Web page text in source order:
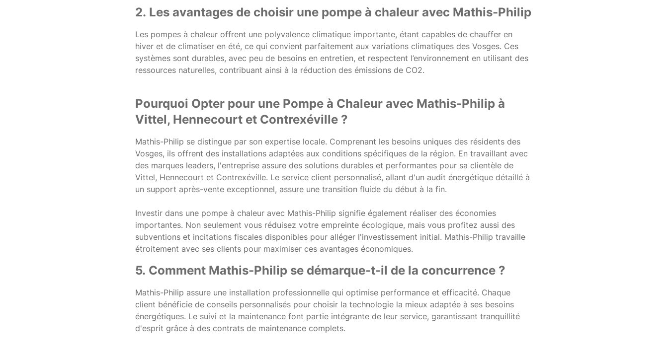
2. Les avantages de choisir une pompe à chaleur avec Mathis-Philip
Les pompes à chaleur offrent une polyvalence climatique importante, étant capables de chauffer en
hiver et de climatiser en été, ce qui convient parfaitement aux variations climatiques des Vosges. Ces
systèmes sont durables, avec peu de besoins en entretien, et respectent l’environnement en utilisant des
ressources naturelles, contribuant ainsi à la réduction des émissions de CO2.
Pourquoi Opter pour une Pompe à Chaleur avec Mathis-Philip à
Vittel, Hennecourt et Contrexéville ?
Mathis-Philip se distingue par son expertise locale. Comprenant les besoins uniques des résidents des
Vosges, ils offrent des installations adaptées aux conditions spécifiques de la région. En travaillant avec
des marques leaders, l'entreprise assure des solutions durables et performantes pour sa clientèle de
Vittel, Hennecourt et Contrexéville. Le service client personnalisé, allant d'un audit énergétique détaillé à
un support après-vente exceptionnel, assure une transition fluide du début à la fin.
Investir dans une pompe à chaleur avec Mathis-Philip signifie également réaliser des économies
importantes. Non seulement vous réduisez votre empreinte écologique, mais vous profitez aussi des
subventions et incitations fiscales disponibles pour alléger l'investissement initial. Mathis-Philip travaille
étroitement avec ses clients pour maximiser ces avantages économiques.
5. Comment Mathis-Philip se démarque-t-il de la concurrence ?
Mathis-Philip assure une installation professionnelle qui optimise performance et efficacité. Chaque
client bénéficie de conseils personnalisés pour choisir la technologie la mieux adaptée à ses besoins
énergétiques. Le suivi et la maintenance font partie intégrante de leur service, garantissant tranquillité
d'esprit grâce à des contrats de maintenance complets.